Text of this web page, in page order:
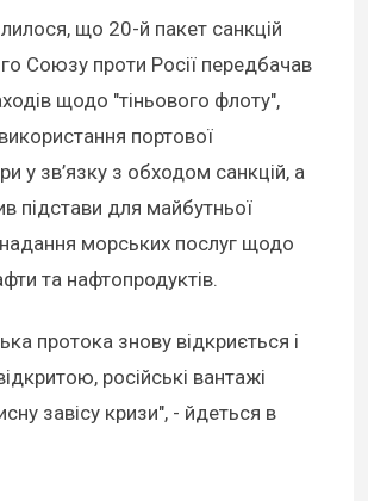
що 20-й пакет санкцій
Союзу проти Росії передбачав
щодо "тіньового флоту",
портової
у зв’язку з обходом санкцій, а
підстави для майбутньої
морських послуг щодо
та нафтопродуктів.
протока знову відкриється і
російські вантажі
завісу кризи", - йдеться в